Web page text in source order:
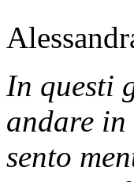
In questi
andare in
sento